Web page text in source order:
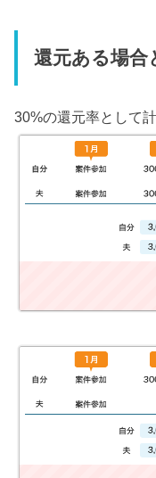
還元ある場合
30%の還元率として